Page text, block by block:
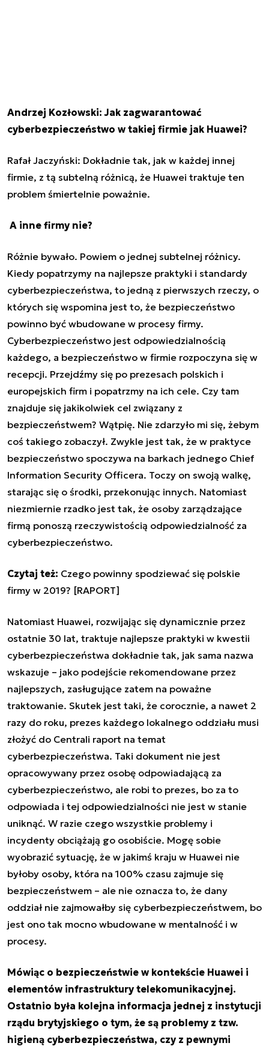
Andrzej Kozłowski: Jak zagwarantować
cyberbezpieczeństwo w takiej firmie jak Huawei?
Rafał Jaczyński: Dokładnie tak, jak w każdej innej
firmie, z tą subtelną różnicą, że Huawei traktuje ten
problem śmiertelnie poważnie.
A inne firmy nie?
Różnie bywało. Powiem o jednej subtelnej różnicy.
Kiedy popatrzymy na najlepsze praktyki i standardy
cyberbezpieczeństwa, to jedną z pierwszych rzeczy, o
których się wspomina jest to, że bezpieczeństwo
powinno być wbudowane w procesy firmy.
Cyberbezpieczeństwo jest odpowiedzialnością
każdego, a bezpieczeństwo w firmie rozpoczyna się w
recepcji. Przejdźmy się po prezesach polskich i
europejskich firm i popatrzmy na ich cele. Czy tam
znajduje się jakikolwiek cel związany z
bezpieczeństwem? Wątpię. Nie zdarzyło mi się, żebym
coś takiego zobaczył. Zwykle jest tak, że w praktyce
bezpieczeństwo spoczywa na barkach jednego Chief
Information Security Officera. Toczy on swoją walkę,
starając się o środki, przekonując innych. Natomiast
niezmiernie rzadko jest tak, że osoby zarządzające
firmą ponoszą rzeczywistością odpowiedzialność za
cyberbezpieczeństwo.
Czytaj też: Czego powinny spodziewać się polskie
firmy w 2019? [RAPORT]
Natomiast Huawei, rozwijając się dynamicznie przez
ostatnie 30 lat, traktuje najlepsze praktyki w kwestii
cyberbezpieczeństwa dokładnie tak, jak sama nazwa
wskazuje – jako podejście rekomendowane przez
najlepszych, zasługujące zatem na poważne
traktowanie. Skutek jest taki, że corocznie, a nawet 2
razy do roku, prezes każdego lokalnego oddziału musi
złożyć do Centrali raport na temat
cyberbezpieczeństwa. Taki dokument nie jest
opracowywany przez osobę odpowiadającą za
cyberbezpieczeństwo, ale robi to prezes, bo za to
odpowiada i tej odpowiedzialności nie jest w stanie
uniknąć. W razie czego wszystkie problemy i
incydenty obciążają go osobiście. Mogę sobie
wyobrazić sytuację, że w jakimś kraju w Huawei nie
byłoby osoby, która na 100% czasu zajmuje się
bezpieczeństwem – ale nie oznacza to, że dany
oddział nie zajmowałby się cyberbezpieczeństwem, bo
jest ono tak mocno wbudowane w mentalność i w
procesy.
Mówiąc o bezpieczeństwie w kontekście Huawei i
elementów infrastruktury telekomunikacyjnej.
Ostatnio była kolejna informacja jednej z instytucji
rządu brytyjskiego o tym, że są problemy z tzw.
higieną cyberbezpieczeństwa, czy z pewnymi